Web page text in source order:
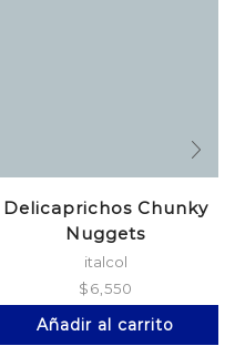
Delicaprichos Chunky
Nuggets
italcol
$6,550
Añadir al carrito